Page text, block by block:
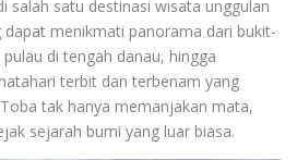
salah satu destinasi wisata unggulan
dapat menikmati panorama dari bukit-
di tengah danau, hingga
terbit dan terbenam yang
tak hanya memanjakan mata,
sejarah bumi yang luar biasa.